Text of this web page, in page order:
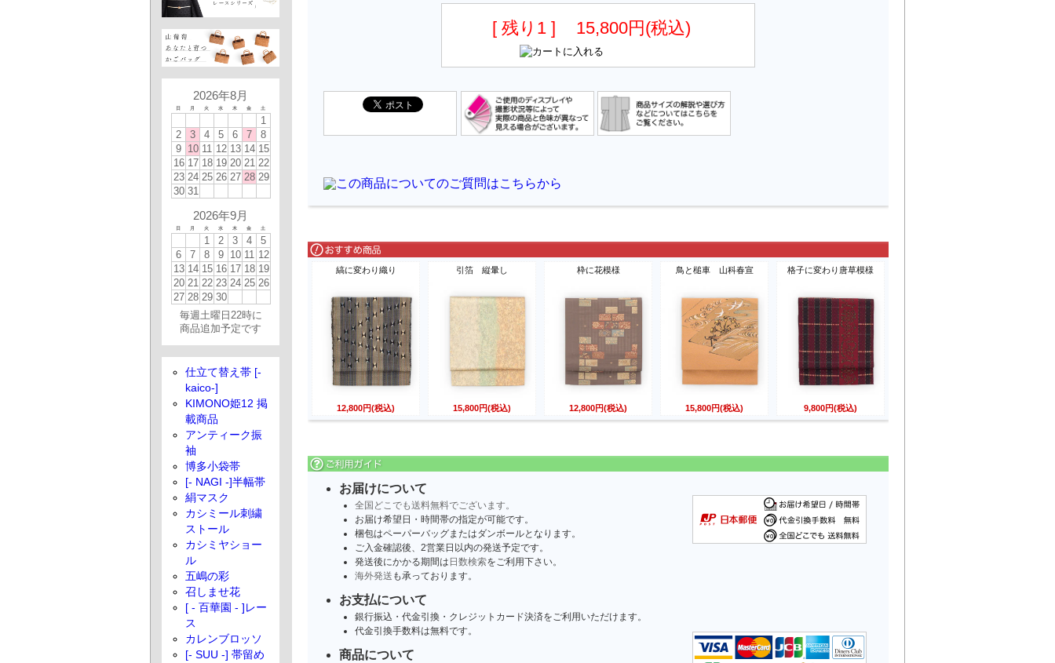
[ 残り1 ] 15,800円(税込)
縞に変わり織り
12,800円(税込)
引箔 縦暈し
15,800円(税込)
枠に花模様
12,800円(税込)
鳥と槌車 山科春宣
15,800円(税込)
格子に変わり唐草模様
9,800円(税込)
お届けについて
全国どこでも送料無料でございます。
お届け希望日・時間帯の指定が可能です。
梱包はペーパーバッグまたはダンボールとなります。
ご入金確認後、2営業日以内の発送予定です。
発送後にかかる期間は 日数検索をご利用下さい。
海外発送 も承っております。
お支払について
銀行振込・代金引換・クレジットカード決済をご利用いただけます。
代金引換手数料は無料です。
商品について
2026年8月
日 月 火 水 木 金 土
1
2
3 4 5 6 7
8
9 10 11 12 13 14 15
16 17 18 19 20 21 22
23 24 25 26 27 28 29
30 31
2026年9月
日 月 火 水 木 金 土
1 2 3 4
5
6
7 8 9 10 11 12
13 14 15 16 17 18 19
20 21 22 23 24 25 26
27 28 29 30
毎週土曜日22時に
商品追加予定です
仕立て替え帯 [-
kaico-]
KIMONO姫12 掲
載商品
アンティーク振
袖
博多小袋帯
[- NAGI -]半幅帯
絹マスク
カシミール刺繍
ストール
カシミヤショー
ル
五嶋の彩
召しませ花
[ - 百華園 - ]レー
ス
カレンブロッソ
[- SUU -] 帯留め